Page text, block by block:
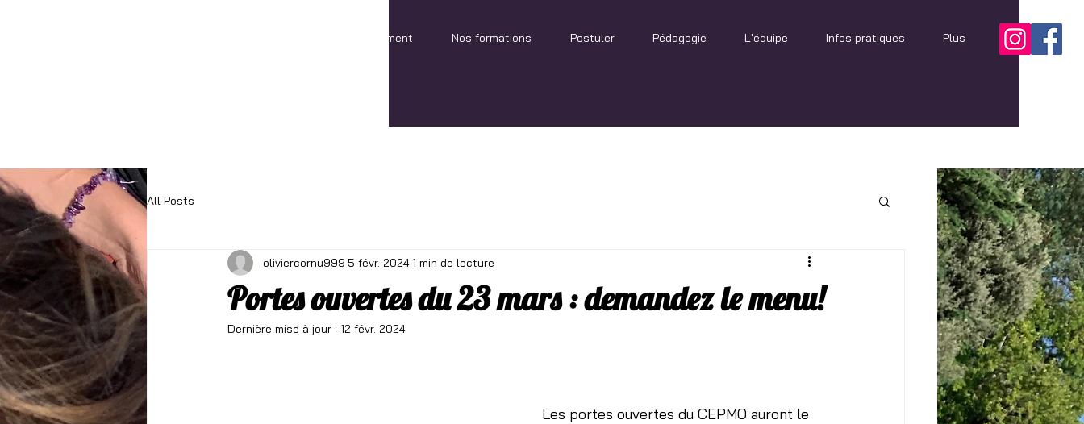
Projet d'établissement Nos formations Postuler Pédagogie L'équipe Infos pratiques Plus
All Posts
Portes ouvertes du 23 mars : demandez le menu!
oliviercornu999 5 févr. 20241 min de lecture
Dernière mise à jour : 12 févr. 2024
Les portes ouvertes du CEPMO auront le